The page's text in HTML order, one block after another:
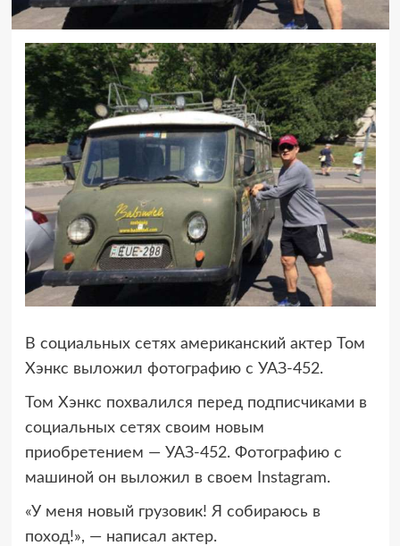
В социальных сетях американский актер Том
Хэнкс выложил фотографию с УАЗ-452.
Том Хэнкс похвалился перед подписчиками в
социальных сетях своим новым
приобретением — УАЗ-452. Фотографию с
машиной он выложил в своем Instagram.
«У меня новый грузовик! Я собираюсь в
поход!», — написал актер.